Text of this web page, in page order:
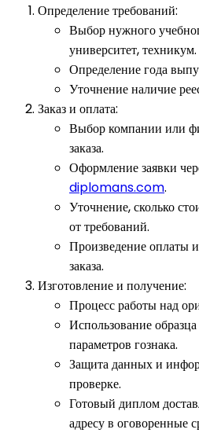
Определение требований:
Выбор нужного
университет, техникум.
Определение года
Уточнение наличие
Заказ и оплата:
Выбор компании или
заказа.
Оформление заявки
diplomans.com.
Уточнение, сколько
от требований.
Произведение оплаты
заказа.
Изготовление и получение:
Процесс работы над
Использование
параметров гознака.
Защита данных и
проверке.
Готовый диплом
адресу в оговоренные